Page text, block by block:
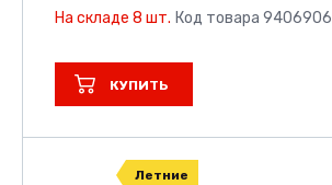
На складе 8 шт. Код товара 9406906
КУПИТЬ
Летние